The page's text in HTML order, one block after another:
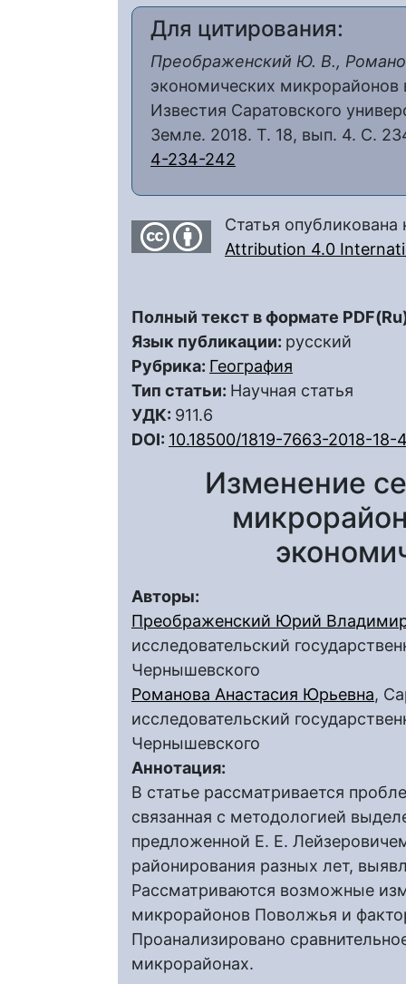
Для цитирования:
Преображенский Ю. В.,
экономических
Известия Саратовского
Земле. 2018. Т. 18, вып. 4. С.
4-234-242
Статья
Attribution 4.0
Полный текст в формате
Язык публикации: русский
Рубрика: География
Тип статьи: Научная статья
УДК: 911.6
DOI: 10.18500/1819-7663-2018-
Изменение
Авторы:
Преображенский Юрий
исследовательский
Чернышевского
Романова Анастасия Юрьевна,
исследовательский
Чернышевского
Аннотация:
В статье рассматривается
связанная с методологией
предложенной Е. Е.
районирования разных лет,
Рассматриваются возможные
микрорайонов Поволжья и
Проанализировано
микрорайонах.